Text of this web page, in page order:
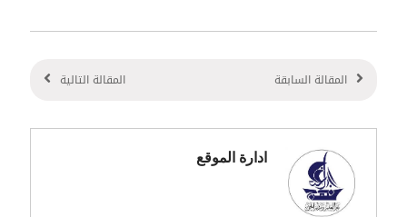
المقالة السابقة المقالة التالية
ادارة الموقع